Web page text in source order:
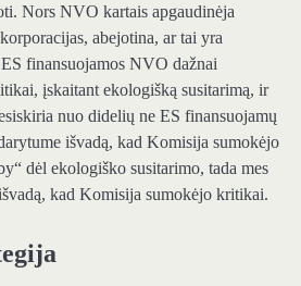
Nors NVO kartais apgaudinėja
abejotina, ar tai yra
finansuojamos NVO dažnai
įskaitant ekologišką susitarimą, ir
nuo didelių ne ES finansuojamų
išvadą, kad Komisija sumokėjo
dėl ekologiško susitarimo, tada mes
kad Komisija sumokėjo kritikai.